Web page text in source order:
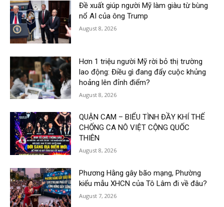
Đề xuất giúp người Mỹ làm giàu từ bùng
nổ AI của ông Trump
August 8, 2026
Hơn 1 triệu người Mỹ rời bỏ thị trường
lao động: Điều gì đang đẩy cuộc khủng
hoảng lên đỉnh điểm?
August 8, 2026
QUẬN CAM – BIỂU TÌNH ĐẦY KHÍ THẾ
CHỐNG CA NÔ VIỆT CỘNG QUỐC
THIÊN
August 8, 2026
Phương Hằng gây bão mạng, Phường
kiểu mẫu XHCN của Tô Lâm đi về đâu?
August 7, 2026